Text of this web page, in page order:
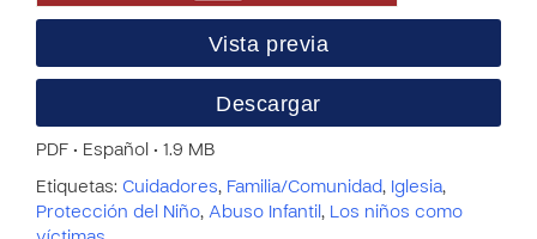
Vista previa
Descargar
PDF • Español • 1.9 MB
Etiquetas: Cuidadores, Familia/Comunidad, Iglesia,
Protección del Niño, Abuso Infantil , Los niños como